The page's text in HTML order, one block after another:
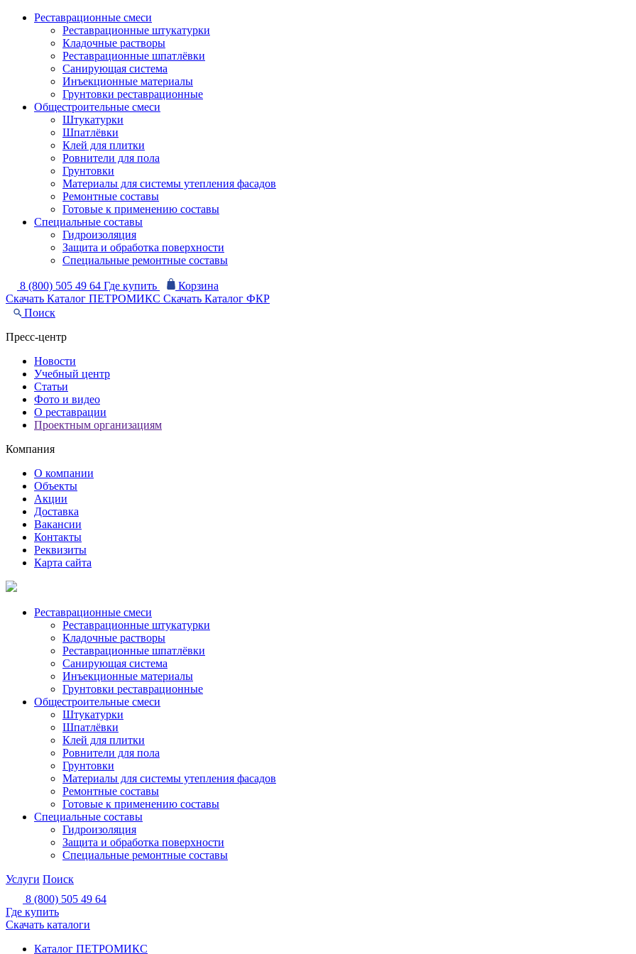
Реставрационные смеси
Реставрационные штукатурки
Кладочные растворы
Реставрационные шпатлёвки
Санирующая система
Инъекционные материалы
Грунтовки реставрационные
Общестроительные смеси
Штукатурки
Шпатлёвки
Клей для плитки
Ровнители для пола
Грунтовки
Материалы для системы утепления фасадов
Ремонтные составы
Готовые к применению составы
Специальные составы
Гидроизоляция
Защита и обработка поверхности
Специальные ремонтные составы
8 (800) 505 49 64 Где купить
Корзина
Скачать Каталог ПЕТРОМИКС Скачать Каталог ФКР
Поиск
Пресс-центр
Новости
Учебный центр
Статьи
Фото и видео
О реставрации
Проектным организациям
Компания
О компании
Объекты
Акции
Доставка
Вакансии
Контакты
Реквизиты
Карта сайта
Реставрационные смеси
Реставрационные штукатурки
Кладочные растворы
Реставрационные шпатлёвки
Санирующая система
Инъекционные материалы
Грунтовки реставрационные
Общестроительные смеси
Штукатурки
Шпатлёвки
Клей для плитки
Ровнители для пола
Грунтовки
Материалы для системы утепления фасадов
Ремонтные составы
Готовые к применению составы
Специальные составы
Гидроизоляция
Защита и обработка поверхности
Специальные ремонтные составы
Услуги Поиск
8 (800) 505 49 64
Где купить
Скачать каталоги
Каталог ПЕТРОМИКС